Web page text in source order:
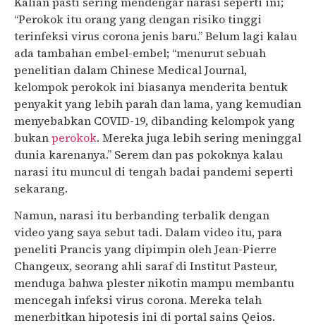
“Perokok itu orang yang dengan risiko tinggi
terinfeksi virus corona jenis baru.” Belum lagi kalau
ada tambahan embel-embel; “menurut sebuah
penelitian dalam Chinese Medical Journal,
kelompok perokok ini biasanya menderita bentuk
penyakit yang lebih parah dan lama, yang kemudian
menyebabkan COVID-19, dibanding kelompok yang
bukanperokok. Mereka juga lebih sering meninggal
dunia karenanya.” Serem dan pas pokoknya kalau
narasi itu muncul di tengah badai pandemi seperti
sekarang.
Namun, narasi itu berbanding terbalik dengan
video yang saya sebut tadi. Dalam video itu, para
peneliti Prancis yang dipimpin oleh Jean-Pierre
Changeux, seorang ahli saraf di Institut Pasteur,
menduga bahwa plester nikotin mampu membantu
mencegah infeksi virus corona. Mereka telah
menerbitkan hipotesis ini di portal sains Qeios.